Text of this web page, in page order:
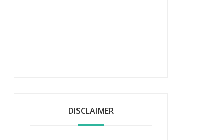
DISCLAIMER